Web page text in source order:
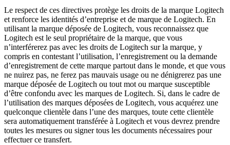
Le respect de ces directives protège les droits de la marque Logitech
et renforce les identités d’entreprise et de marque de Logitech. En
utilisant la marque déposée de Logitech, vous reconnaissez que
Logitech est le seul propriétaire de la marque, que vous
n’interférerez pas avec les droits de Logitech sur la marque, y
compris en contestant l’utilisation, l’enregistrement ou la demande
d’enregistrement de cette marque partout dans le monde, et que vous
ne nuirez pas, ne ferez pas mauvais usage ou ne dénigrerez pas une
marque déposée de Logitech ou tout mot ou marque susceptible
d’être confondu avec les marques de Logitech. Si, dans le cadre de
l’utilisation des marques déposées de Logitech, vous acquérez une
quelconque clientèle dans l’une des marques, toute cette clientèle
sera automatiquement transférée à Logitech et vous devrez prendre
toutes les mesures ou signer tous les documents nécessaires pour
effectuer ce transfert.